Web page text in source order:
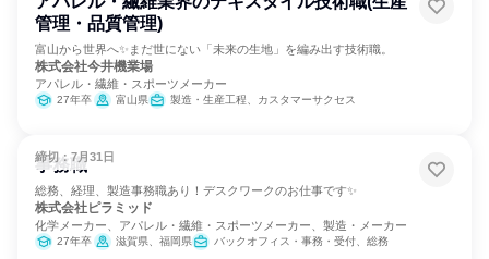
管理・品質管理)
富山から世界へ✨まだ世にない「未来の生地」を編み出す技術職。
株式会社今井機業場
アパレル・繊維・スポーツメーカー
27年卒 富山県 製造・生産工程、カスタマーサクセス
締切：7月31日
事務職
総務、経理、製造事務職あり！デスクワークのお仕事です✨
株式会社ピラミッド
化学メーカー、アパレル・繊維・スポーツメーカー、製造・メーカー
27年卒 滋賀県、福岡県 バックオフィス・事務・受付、総務